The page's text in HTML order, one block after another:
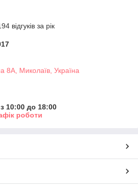
відгуків за рік
8А, Миколаїв, Україна
10:00 до 18:00
роботи